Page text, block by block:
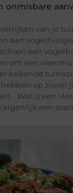
onmisbare
van je
aan
een
om een
bekende
op zowel
Wat is een
eigenlijk een soort